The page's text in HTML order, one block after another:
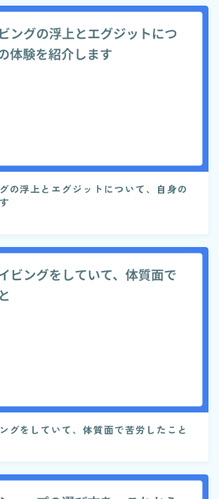
の浮上とエグジットについて、自身の
グをしていて、体質面で苦労したこと